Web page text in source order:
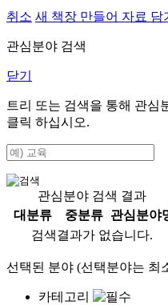
취소 새 책장 만들어 자료 담
관심분야 검색
닫기
트리 또는 검색을 통해 관심
클릭 하십시오.
관심분야 검색 결과
대분류
중분류
관심분야
검색결과가 없습니다.
선택된 분야 (선택분야는 최
카테고리